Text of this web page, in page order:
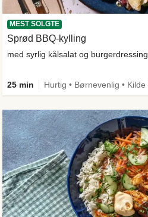
MEST SOLGTE
Sprød BBQ-kylling
med syrlig kålsalat og burgerdressing
25 min